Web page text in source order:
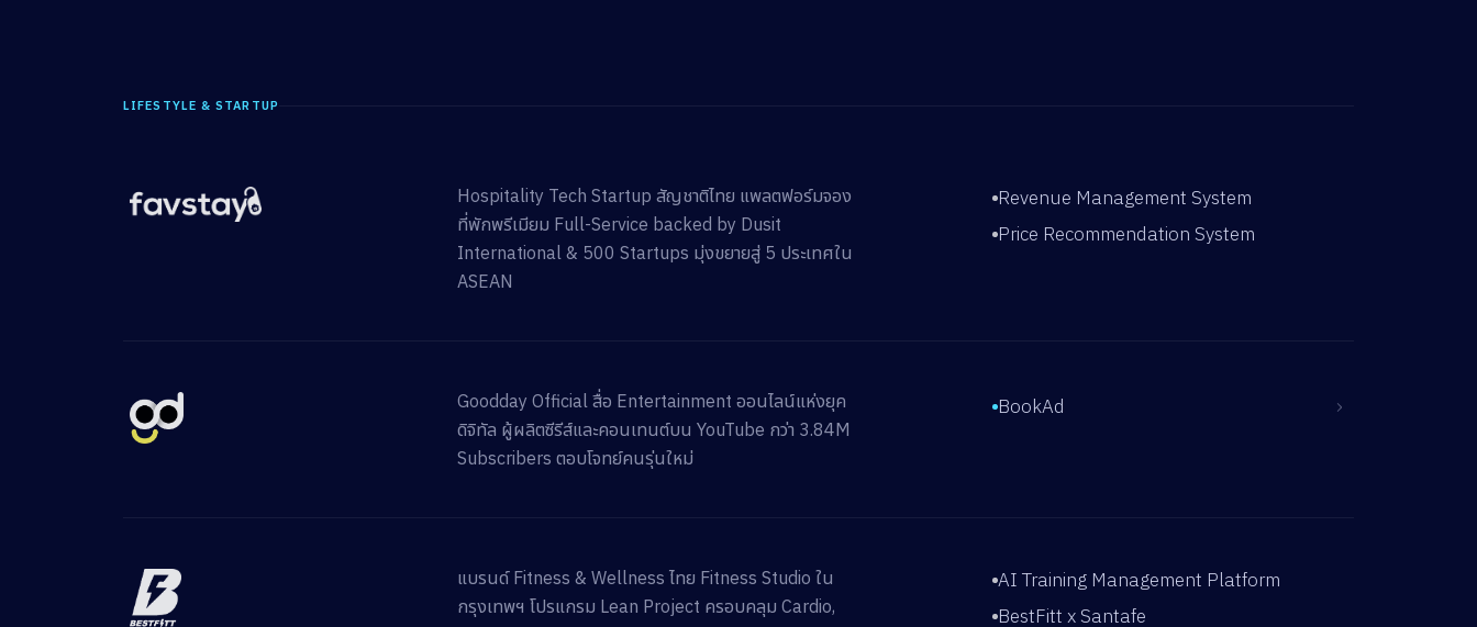
LIFESTYLE & STARTUP
Hospitality Tech Startup สัญชาติไทย แพลตฟอร์มจอง
ที่พักพรีเมียม Full-Service backed by Dusit
International & 500 Startups มุ่งขยายสู่ 5 ประเทศใน
ASEAN
Revenue Management System
Price Recommendation System
Goodday Official สื่อ Entertainment ออนไลน์แห่งยุค
ดิจิทัล ผู้ผลิตซีรีส์และคอนเทนต์บน YouTube กว่า 3.84M
Subscribers ตอบโจทย์คนรุ่นใหม่
BookAd ›
แบรนด์ Fitness & Wellness ไทย Fitness Studio ใน
กรุงเทพฯ โปรแกรม Lean Project ครอบคลุม Cardio,
AI Training Management Platform
BestFitt x Santafe